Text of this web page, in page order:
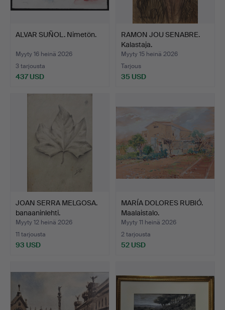
ALVAR SUÑOL. Nimetön.
Myyty 16 heinä 2026
3 tarjousta
437 USD
RAMON JOU SENABRE.
Kalastaja.
Myyty 15 heinä 2026
Tarjous
35 USD
JOAN SERRA MELGOSA.
banaaninlehti.
Myyty 12 heinä 2026
11 tarjousta
93 USD
MARÍA DOLORES RUBIÓ.
Maalaistalo.
Myyty 11 heinä 2026
2 tarjousta
52 USD